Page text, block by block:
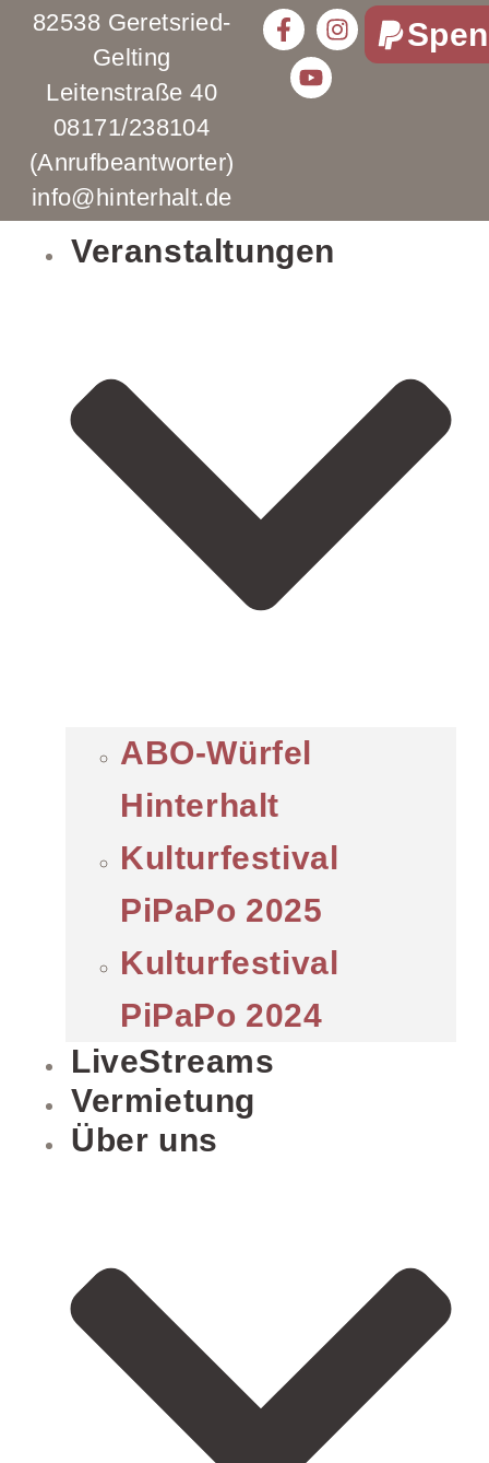
82538 Geretsried-
Gelting
Leitenstraße 40
08171/238104
(Anrufbeantworter)
info@hinterhalt.de
Veranstaltungen
ABO-Würfel
Hinterhalt
Kulturfestival
PiPaPo 2025
Kulturfestival
PiPaPo 2024
LiveStreams
Vermietung
Über uns